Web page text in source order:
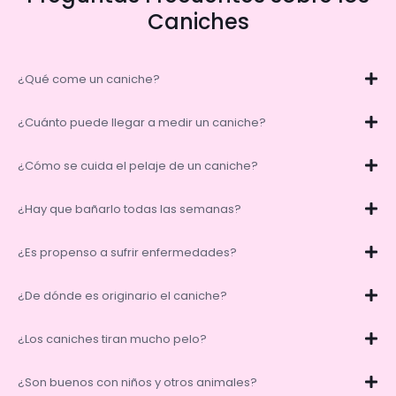
Caniches
¿Qué come un caniche?
¿Cuánto puede llegar a medir un caniche?
¿Cómo se cuida el pelaje de un caniche?
¿Hay que bañarlo todas las semanas?
¿Es propenso a sufrir enfermedades?
¿De dónde es originario el caniche?
¿Los caniches tiran mucho pelo?
¿Son buenos con niños y otros animales?